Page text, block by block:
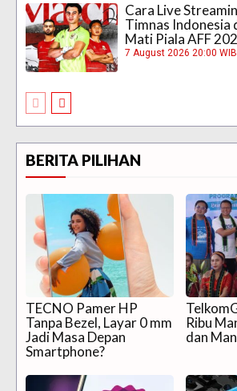
Cara Live
Timnas Indonesia
Mati Piala AFF
7 August 2026 20:00 WIB
BERITA PILIHAN
TECNO Pamer HP
Tanpa Bezel, Layar 0 mm
Jadi Masa Depan
Smartphone?
Ribu
dan